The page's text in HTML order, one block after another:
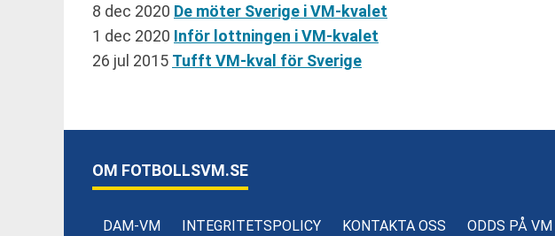
8 dec 2020 De möter Sverige i VM-kvalet
1 dec 2020 Inför lottningen i VM-kvalet
26 jul 2015 Tufft VM-kval för Sverige
OM FOTBOLLSVM.SE
DAM-VM INTEGRITETSPOLICY KONTAKTA OSS ODDS PÅ VM